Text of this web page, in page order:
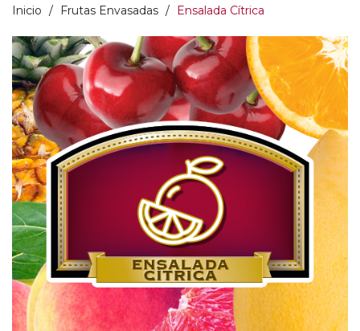
Productos
Food Service
Acerca de S&W
Contacto
Blog
Inicio / Frutas Envasadas / Ensalada Cítrica